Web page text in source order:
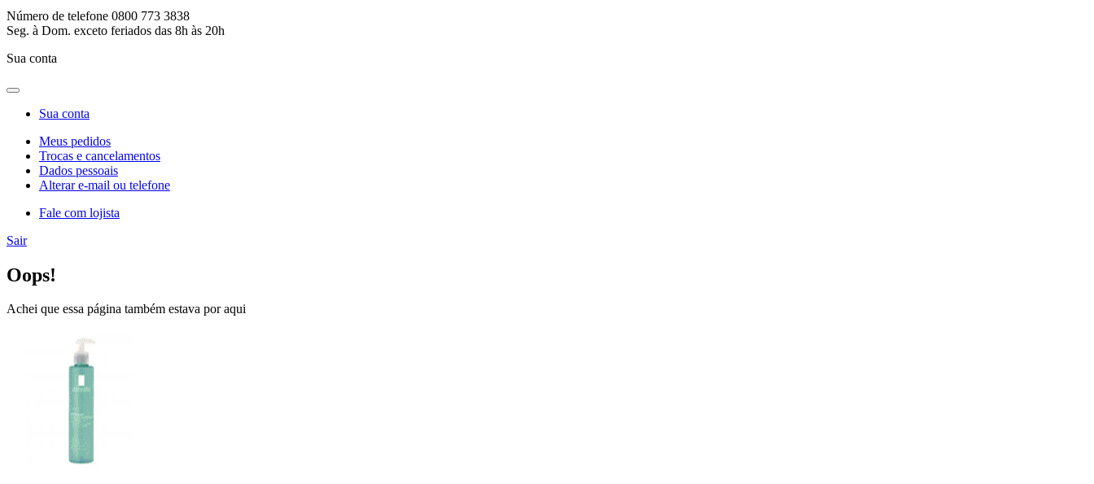
Número de telefone 0800 773 3838
Seg. à Dom. exceto feriados das 8h às 20h
Sua conta
Sua conta
Meus pedidos
Trocas e cancelamentos
Dados pessoais
Alterar e-mail ou telefone
Fale com lojista
Sair
Oops!
Achei que essa página também estava por aqui